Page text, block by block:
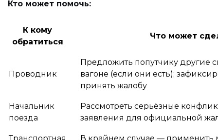
Кто может помочь:
К кому
обратиться
Что может
Проводник
Предложить попутчику другие
вагоне (если они есть);
принять жалобу
Начальник
поезда
Рассмотреть серьёзные
заявления для официальной
Транспортная
В крайнем случае — применить